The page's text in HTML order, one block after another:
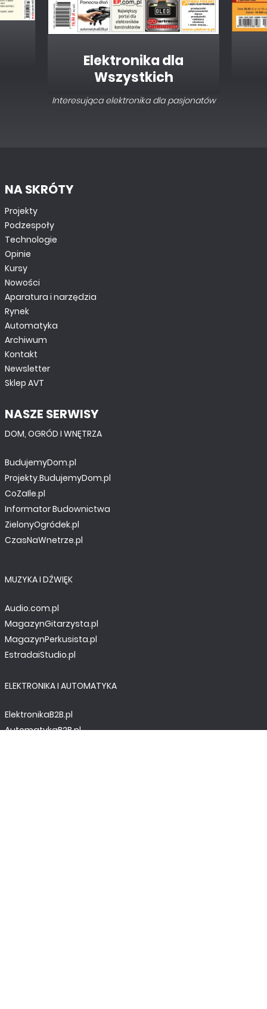
Elektronika dla
Wszystkich
Interesująca elektronika dla pasjonatów
NA SKRÓTY
Projekty
Podzespoły
Technologie
Opinie
Kursy
Nowości
Aparatura i narzędzia
Rynek
Automatyka
Archiwum
Kontakt
Newsletter
Sklep AVT
NASZE SERWISY
DOM, OGRÓD I WNĘTRZA
BudujemyDom.pl
Projekty.BudujemyDom.pl
CoZaIle.pl
Informator Budownictwa
ZielonyOgródek.pl
CzasNaWnetrze.pl
MUZYKA I DŹWIĘK
Audio.com.pl
MagazynGitarzysta.pl
MagazynPerkusista.pl
EstradaiStudio.pl
ELEKTRONIKA I AUTOMATYKA
ElektronikaB2B.pl
AutomatykaB2B.pl